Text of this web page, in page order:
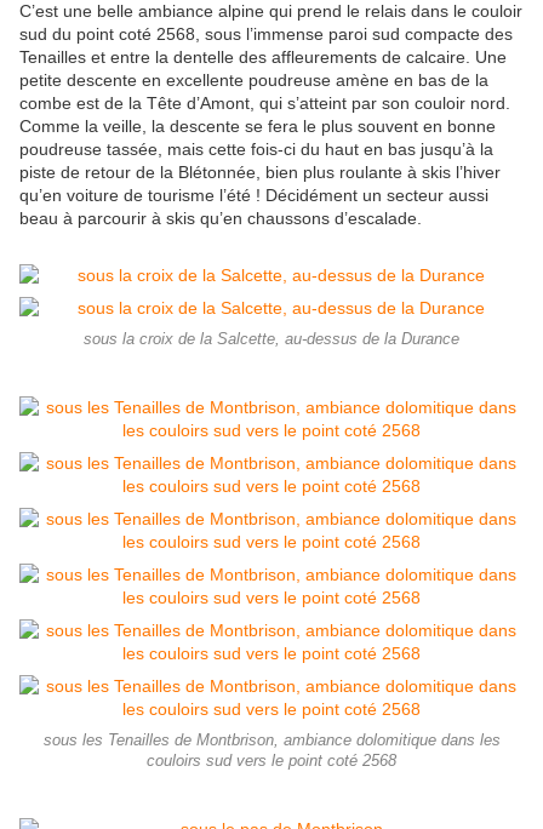
C’est une belle ambiance alpine qui prend le relais dans le couloir
sud du point coté 2568, sous l’immense paroi sud compacte des
Tenailles et entre la dentelle des affleurements de calcaire. Une
petite descente en excellente poudreuse amène en bas de la
combe est de la Tête d’Amont, qui s’atteint par son couloir nord.
Comme la veille, la descente se fera le plus souvent en bonne
poudreuse tassée, mais cette fois-ci du haut en bas jusqu’à la
piste de retour de la Blétonnée, bien plus roulante à skis l’hiver
qu’en voiture de tourisme l’été ! Décidément un secteur aussi
beau à parcourir à skis qu’en chaussons d’escalade.
sous la croix de la Salcette, au-dessus de la Durance
sous les Tenailles de Montbrison, ambiance dolomitique dans les
couloirs sud vers le point coté 2568